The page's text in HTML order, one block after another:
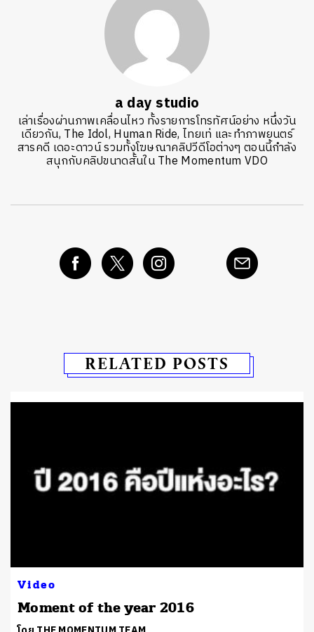
a day studio
เล่าเรื่องผ่านภาพเคลื่อนไหว ทั้งรายการโทรทัศน์อย่าง หนึ่งวัน
เดียวกัน, The Idol, Human Ride, ไทยเท่ และทำภาพยนตร์
สารคดี เดอะดาวน์ รวมทั้งโฆษณาคลิปวีดีโอต่างๆ ตอนนี้กำลัง
สนุกกับคลิปขนาดสั้นใน The Momentum VDO
RELATED POSTS
Video
Moment of the year 2016